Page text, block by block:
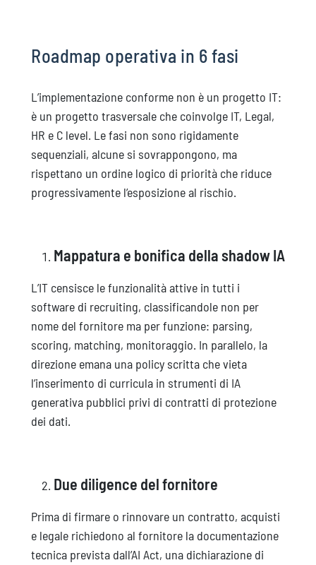
Roadmap operativa in 6 fasi
L’implementazione conforme non è un progetto IT:
è un progetto trasversale che coinvolge IT, Legal,
HR e C level. Le fasi non sono rigidamente
sequenziali, alcune si sovrappongono, ma
rispettano un ordine logico di priorità che riduce
progressivamente l’esposizione al rischio.
Mappatura e bonifica della shadow IA
L’IT censisce le funzionalità attive in tutti i
software di recruiting, classificandole non per
nome del fornitore ma per funzione: parsing,
scoring, matching, monitoraggio. In parallelo, la
direzione emana una policy scritta che vieta
l’inserimento di curricula in strumenti di IA
generativa pubblici privi di contratti di protezione
dei dati.
Due diligence del fornitore
Prima di firmare o rinnovare un contratto, acquisti
e legale richiedono al fornitore la documentazione
tecnica prevista dall’AI Act, una dichiarazione di